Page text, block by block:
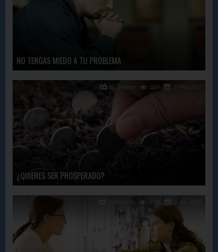
NO TENGAS MIEDO A TU PROBLEMA
¿QUIERES SER PROSPERADO?
27 Nov, 2017
3618
En Contacto
16 Dec, 2020
2238
En Contacto